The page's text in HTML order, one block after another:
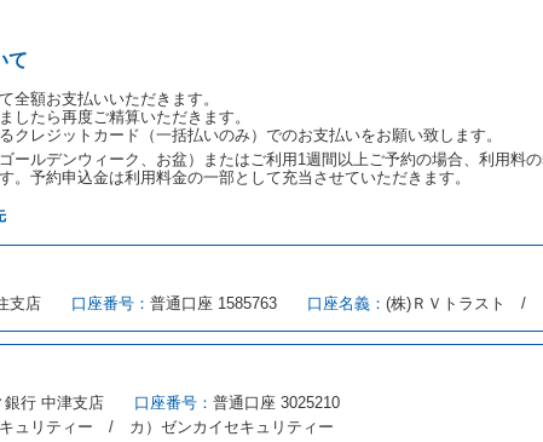
の貸渡しをすることができない原因が、当社の責に帰する事由によるとき
項の貸渡しをすることができない原因が、当社の責に帰さない事由による
予約が取り消され、又は貸渡契約が締結されなかったことについて、第
ものとします。
し
渡すことができるレンタカーがない場合又は借受人若しくは運転者が第８
ます。
の締結にあたり、約款及び細則で運転者の義務と定められた事項を遵守す
基本通達（注１）に基づき、貸渡簿(貸渡原票)及び第１３条第１項に規定
許証（注２）の番号を記載し、又は運転者の運転免許証の写しを添付する
て
全額お支払いいただきます。
したら再度ご精算いただきます。
クレジットカード（一括払いのみ）でのお支払いをお願い致します。
ールデンウィーク、お盆）またはご利用1週間以上ご予約の場合、利用料
。予約申込金は利用料金の一部として充当させていただきます。
支店 口座番号： 普通口座 1585763 口座名義： (株)ＲＶトラスト /
銀行 中津支店 口座番号： 普通口座 3025210
ュリティー / カ）ゼンカイセキュリティー